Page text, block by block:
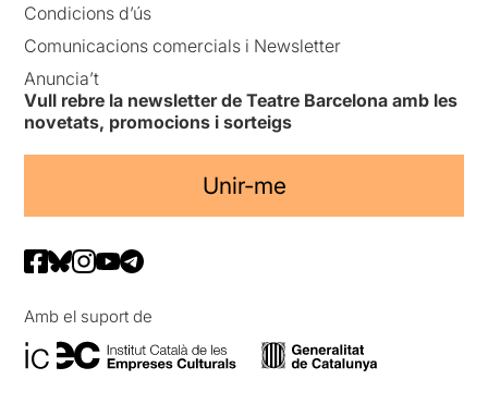
Condicions d’ús
Comunicacions comercials i Newsletter
Anuncia’t
Vull rebre la newsletter de Teatre Barcelona amb les
novetats, promocions i sorteigs
Unir-me
Amb el suport de